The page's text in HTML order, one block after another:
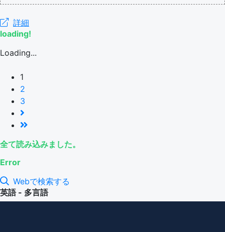
詳細
loading!
Loading...
1
2
3
全て読み込みました。
Error
Webで検索する
英語 - 多言語